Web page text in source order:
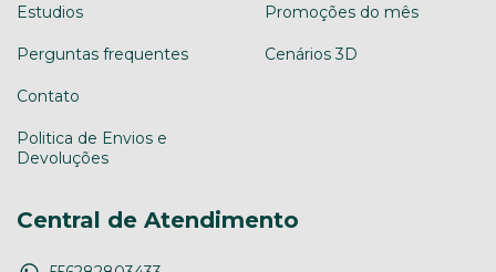
Estudios
Perguntas frequentes
Contato
Politica de Envios e
Devoluções
Promoções do mês
Cenários 3D
Central de Atendimento